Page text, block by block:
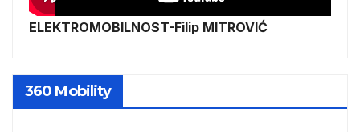
ELEKTROMOBILNOST-Filip MITROVIĆ
360 Mobility